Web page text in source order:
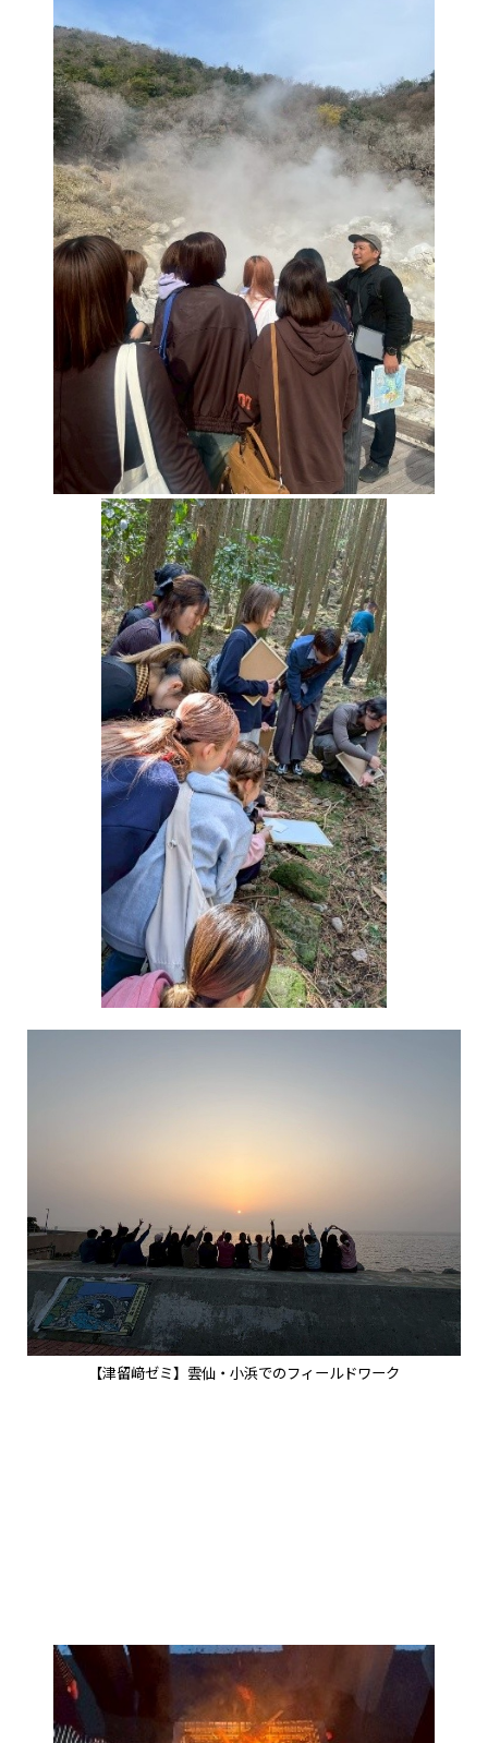
【津留﨑ゼミ】雲仙・小浜でのフィールドワーク